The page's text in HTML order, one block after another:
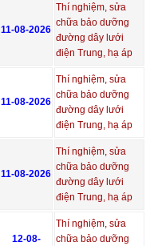
11-08-2026
Thí nghiệm, sửa
chữa bảo dưỡng
đường dây lưới
điện Trung, hạ áp
11-08-2026
Thí nghiệm, sửa
chữa bảo dưỡng
đường dây lưới
điện Trung, hạ áp
11-08-2026
Thí nghiệm, sửa
chữa bảo dưỡng
đường dây lưới
điện Trung, hạ áp
12-08-
Thí nghiệm, sửa
chữa bảo dưỡng